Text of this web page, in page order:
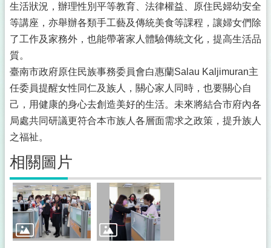
生活狀況，辦理性別平等教育、法律權益、原住民婦幼安全
等講座，亦舉辦各類手工藝及傳統美食等課程，讓婦女們除
了工作及家務外，也能帶著家人體驗傳統文化，提高生活品
質。
臺南市政府原住民族事務委員會白惠蘭Salau Kaljimuran主
任委員提醒女性同仁及族人，關心家人同時，也要關心自
己，用健康的身心去創造美好的生活。未來將結合市府內各
局處共同研議更符合本市族人各層面需求之政策，提升族人
之福祉。
相關圖片